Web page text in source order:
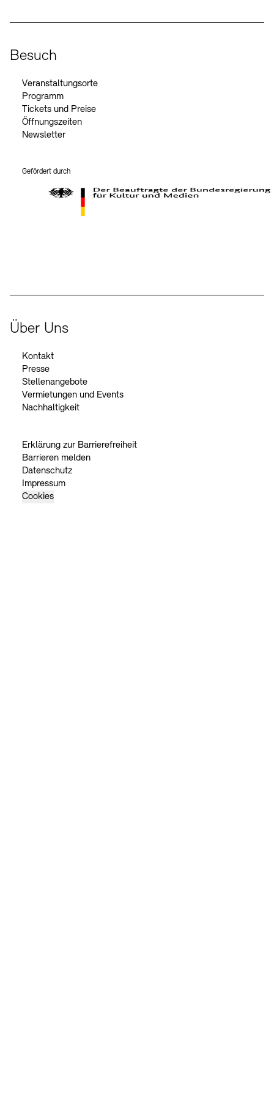
Besuch
Veranstaltungsorte
Programm
Tickets und Preise
Öffnungszeiten
Newsletter
Gefördert durch
Über Uns
Kontakt
Presse
Stellenangebote
Vermietungen und Events
Nachhaltigkeit
Erklärung zur Barrierefreiheit
Barrieren melden
Datenschutz
Impressum
Cookies